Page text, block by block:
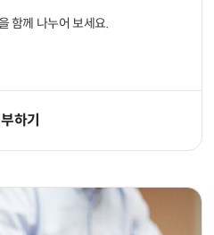
함께 나누어 보세요.
하기